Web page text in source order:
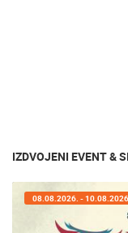
IZDVOJENI EVENT &
07.08.2026. -